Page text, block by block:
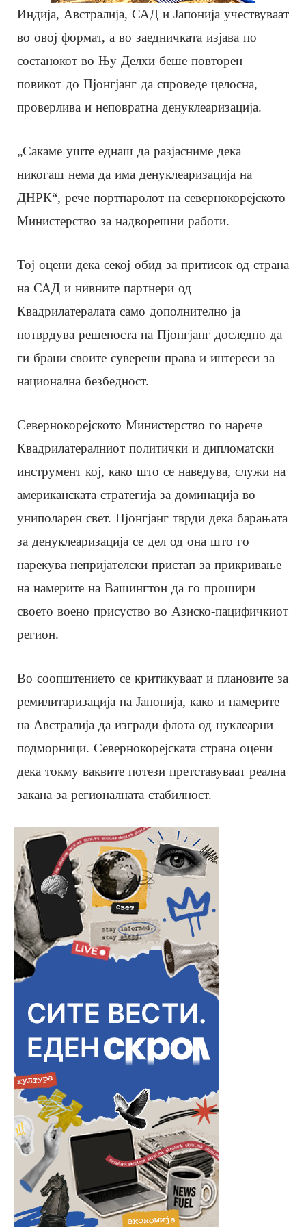
Индија, Австралија, САД и Јапонија учествуваат
во овој формат, а во заедничката изјава по
состанокот во Њу Делхи беше повторен
повикот до Пјонгјанг да спроведе целосна,
проверлива и неповратна денуклеаризација.
„Сакаме уште еднаш да разјасниме дека
никогаш нема да има денуклеаризација на
ДНРК“, рече портпаролот на севернокорејското
Министерство за надворешни работи.
Тој оцени дека секој обид за притисок од страна
на САД и нивните партнери од
Квадрилатералата само дополнително ја
потврдува решеноста на Пјонгјанг доследно да
ги брани своите суверени права и интереси за
национална безбедност.
Севернокорејското Министерство го нарече
Квадрилатералниот политички и дипломатски
инструмент кој, како што се наведува, служи на
американската стратегија за доминација во
униполарен свет. Пјонгјанг тврди дека барањата
за денуклеаризација се дел од она што го
нарекува непријателски пристап за прикривање
на намерите на Вашингтон да го прошири
своето воено присуство во Азиско-пацифичкиот
регион.
Во соопштението се критикуваат и плановите за
ремилитаризација на Јапонија, како и намерите
на Австралија да изгради флота од нуклеарни
подморници. Севернокорејската страна оцени
дека токму ваквите потези претставуваат реална
закана за регионалната стабилност.